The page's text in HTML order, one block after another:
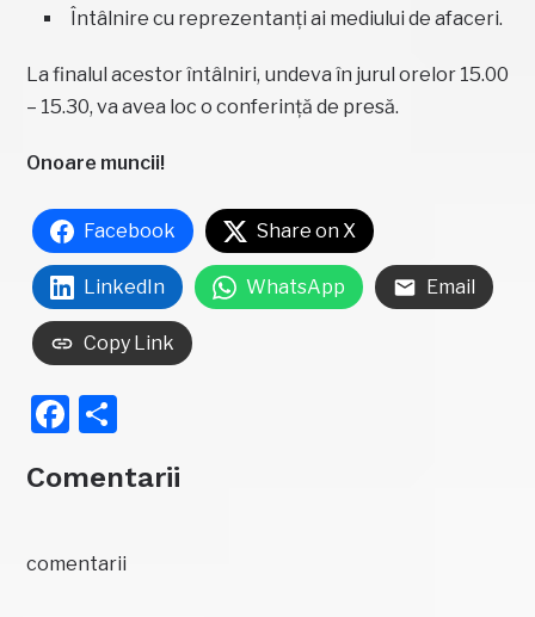
Întâlnire cu reprezentanți ai mediului de afaceri.
La finalul acestor întâlniri, undeva în jurul orelor 15.00
– 15.30, va avea loc o conferință de presă.
Onoare muncii!
Facebook Share on X
LinkedIn WhatsApp Email
Copy Link
Facebook
Comentarii
comentarii